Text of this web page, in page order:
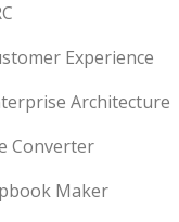
Experience
Architecture
Converter
Maker